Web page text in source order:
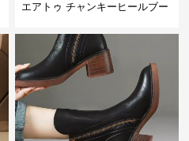
エアトゥ チャンキーヒールブー